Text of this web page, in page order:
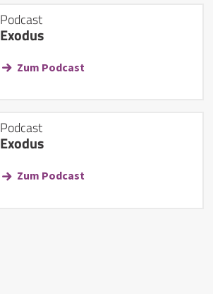
Podcast
Exodus
Zum Podcast
Podcast
Exodus
Zum Podcast